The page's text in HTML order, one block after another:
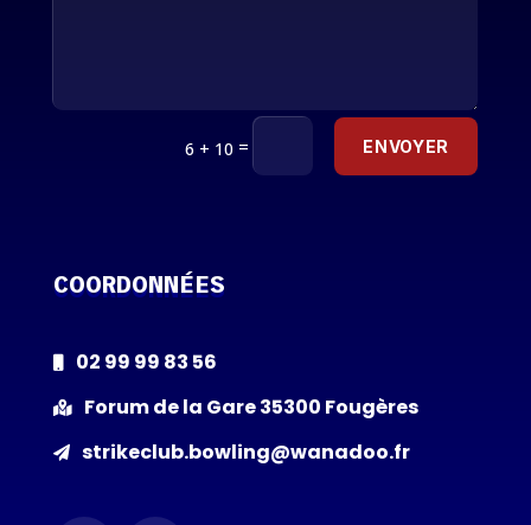
6 + 10 = ENVOYER
COORDONNÉES
02 99 99 83 56
 Forum de la Gare 35300 Fougères
 strikeclub.bowling@wanadoo.fr